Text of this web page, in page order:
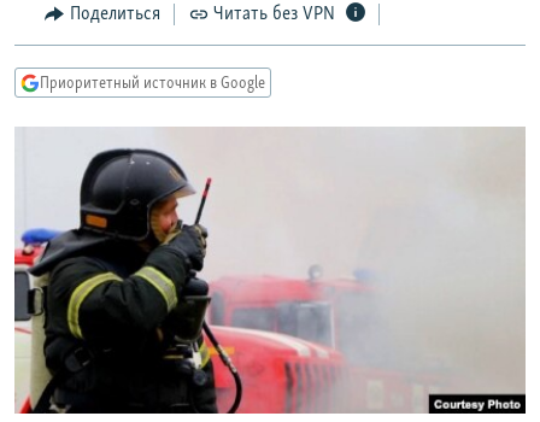
Вернутся
КУЛЬТУРА
КАВКАЗ.РЕАЛИИ
СЕВЕР.РЕАЛИИ
СИБИРЬ.РЕАЛИИ
РАСПИСАНИЕ ВЕЩАНИЯ
ПОДПИШИТЕСЬ НА РАССЫЛКУ
СОЦИАЛЬНЫЕ СЕТИ
Поделиться Читать без VPN
Приоритетный источник в Google